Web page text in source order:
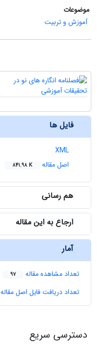
موضوعات
آموزش و تربیت
فایل ها
XML
اصل مقاله
841.98 K
هم رسانی
ارجاع به این مقاله
آمار
تعداد مشاهده مقاله 97
تعداد دریافت فایل اصل مقاله
دسترسی سریع